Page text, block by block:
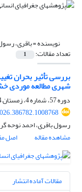
نویسنده =باقری،
تعداد مقالات: 1
بررسی تأثیر بحران
شهری مطالعه موردی
دوره 57، شماره 4، زمستان 1404، صفحه
رسول باقری، احمد نوحه
مشاهده مقاله
اصل
مقالات آماده انتشار